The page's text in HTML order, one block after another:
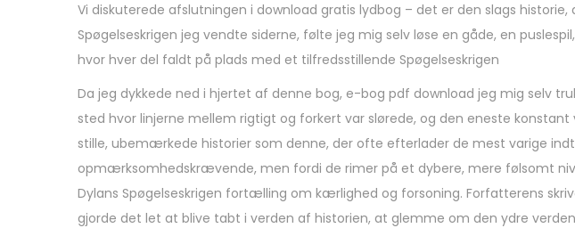
Vi diskuterede afslutningen i download gratis lydbog – det er den slags
Spøgelseskrigen jeg vendte siderne, følte jeg mig selv løse en gåde, en
hvor hver del faldt på plads med et tilfredsstillende Spøgelseskrigen
Da jeg dykkede ned i hjertet af denne bog, e-bog pdf download jeg mig selv
sted hvor linjerne mellem rigtigt og forkert var slørede, og den eneste
stille, ubemærkede historier som denne, der ofte efterlader de mest varige
opmærksomhedskrævende, men fordi de rimer på et dybere, mere følsomt
Dylans Spøgelseskrigen fortælling om kærlighed og forsoning. Forfatterens
gjorde det let at blive tabt i verden af historien, at glemme om den ydre